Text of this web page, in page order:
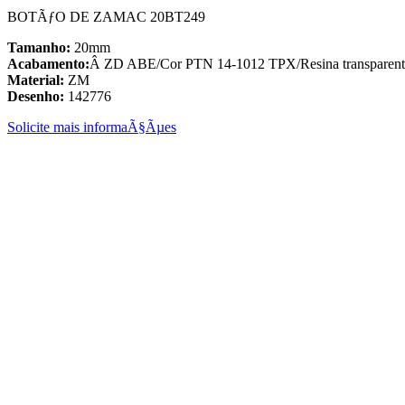
BOTÃƒO DE ZAMAC 20BT249
Tamanho: 20mm
Acabamento:Â ZD ABE/Cor PTN 14-1012 TPX/Resina
Material: ZM
Desenho: 142776
Solicite mais informaÃ§Ãµes